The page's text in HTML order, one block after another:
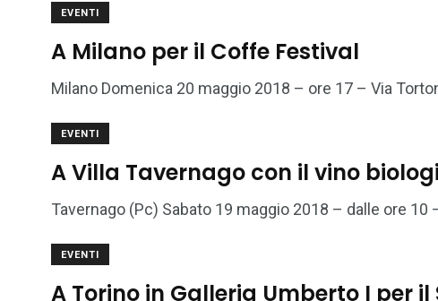
EVENTI
A Milano per il Coffe Festival
Milano Domenica 20 maggio 2018 – ore 17 – Via
EVENTI
A Villa Tavernago con il vino
Tavernago (Pc) Sabato 19 maggio 2018 – dalle ore 10
EVENTI
A Torino in Galleria Umberto I per il